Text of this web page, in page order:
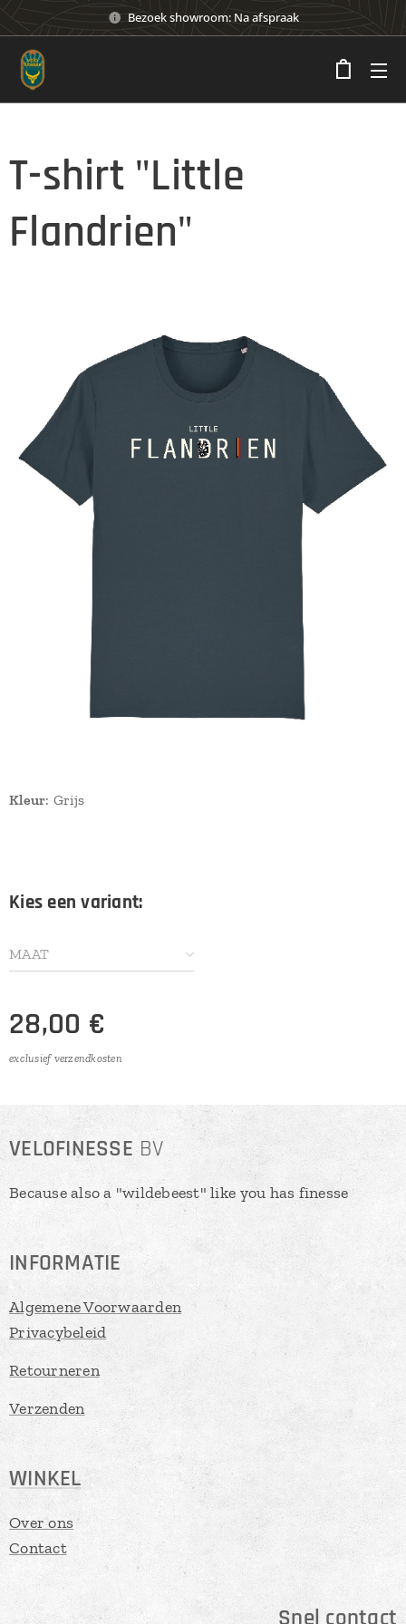
Bezoek showroom: Na afspraak
T-shirt "Little
Flandrien"
Kleur: Grijs
Kies een variant:
MAAT
28,00 €
exclusief verzendkosten
VELOFINESSEBV
Because also a "wildebeest" like you has finesse
INFORMATIE
Algemene Voorwaarden
Privacybeleid
Retourneren
Verzenden
WINKEL
Over ons
Contact